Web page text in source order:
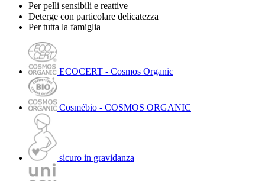
Per pelli sensibili e reattive
Deterge con particolare delicatezza
Per tutta la famiglia
ECOCERT - Cosmos Organic
Cosmébio - COSMOS ORGANIC
sicuro in gravidanza